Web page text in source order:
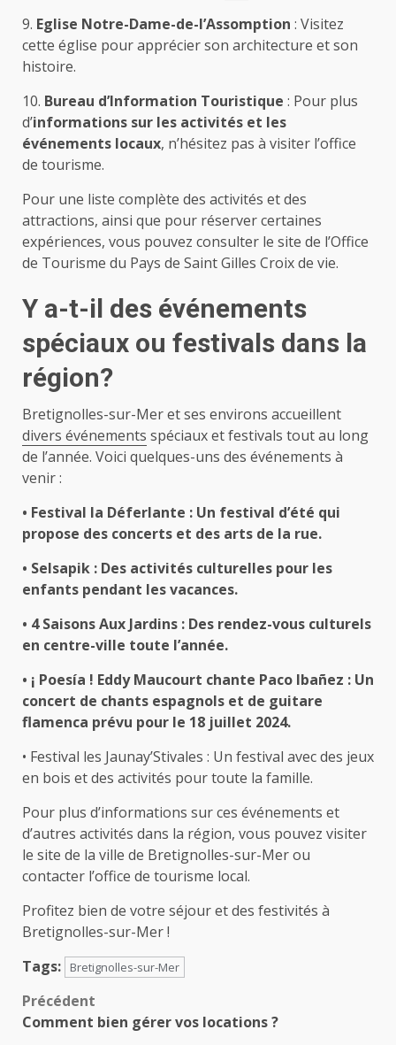
9. Eglise Notre-Dame-de-l’Assomption : Visitez
cette église pour apprécier son architecture et son
histoire.
10. Bureau d’Information Touristique : Pour plus
d’informations sur les activités et les
événements locaux, n’hésitez pas à visiter l’office
de tourisme.
Pour une liste complète des activités et des
attractions, ainsi que pour réserver certaines
expériences, vous pouvez consulter le site de l’Office
de Tourisme du Pays de Saint Gilles Croix de vie.
Y a-t-il des événements
spéciaux ou festivals dans la
région?
Bretignolles-sur-Mer et ses environs accueillent
divers événements spéciaux et festivals tout au long
de l’année. Voici quelques-uns des événements à
venir :
• Festival la Déferlante : Un festival d’été qui
propose des concerts et des arts de la rue.
• Selsapik : Des activités culturelles pour les
enfants pendant les vacances.
• 4 Saisons Aux Jardins : Des rendez-vous culturels
en centre-ville toute l’année.
• ¡ Poesía ! Eddy Maucourt chante Paco Ibañez : Un
concert de chants espagnols et de guitare
flamenca prévu pour le 18 juillet 2024.
• Festival les Jaunay’Stivales : Un festival avec des jeux
en bois et des activités pour toute la famille.
Pour plus d’informations sur ces événements et
d’autres activités dans la région, vous pouvez visiter
le site de la ville de Bretignolles-sur-Mer ou
contacter l’office de tourisme local.
Profitez bien de votre séjour et des festivités à
Bretignolles-sur-Mer ! ️
Tags:
Bretignolles-sur-Mer
Navigation
Précédent
Comment bien gérer vos locations ?